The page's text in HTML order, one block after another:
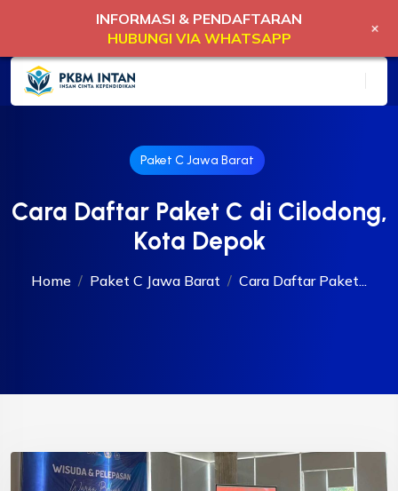
Paket C Jawa Barat
Cara Daftar Paket C di Cilodong,
Kota Depok
Home Paket C Jawa Barat Cara Daftar Paket...
INFORMASI & PENDAFTARAN
HUBUNGI VIA WHATSAPP
+